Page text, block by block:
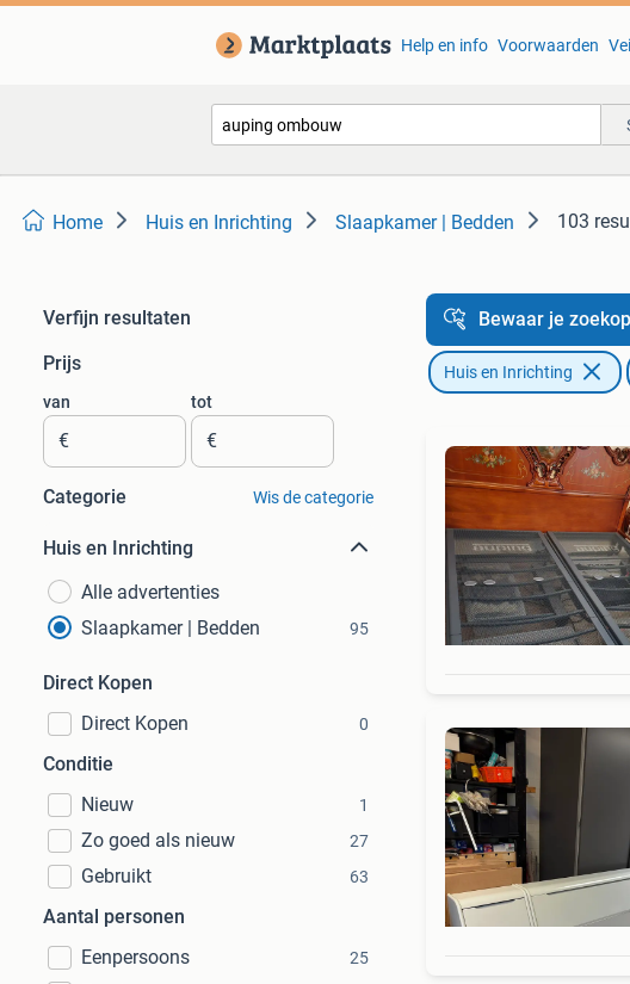
Help en info Voorwaarden
Home Huis en Inrichting Slaapkamer | Bedden 103
Verfijn resultaten
Prijs
van
€
tot
€
Categorie Wis de categorie
Huis en Inrichting
Alle advertenties
Slaapkamer | Bedden
95
Direct Kopen
Direct Kopen
0
Conditie
Nieuw
1
Zo goed als nieuw 27
Gebruikt 63
Aantal personen
Eenpersoons
25
Bewaar je
Huis en Inrichting